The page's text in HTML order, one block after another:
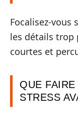
Focalisez-vous
les détails trop
courtes et
QUE
STRESS